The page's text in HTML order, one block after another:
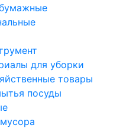
для уборки
товары
посуды